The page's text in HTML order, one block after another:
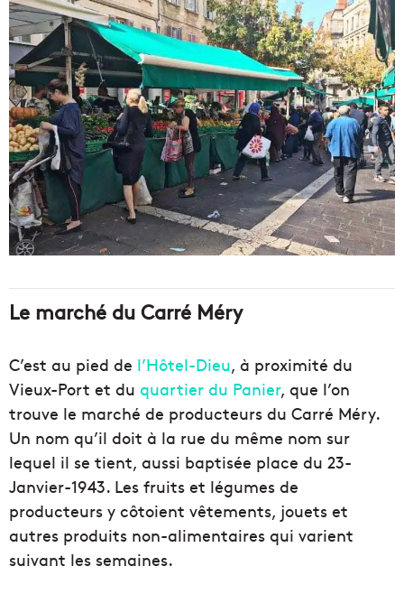
Le marché du Carré Méry
C’est au pied de l’Hôtel-Dieu, à proximité du
Vieux-Port et du quartier du Panier, que l’on
trouve le marché de producteurs du Carré Méry.
Un nom qu’il doit à la rue du même nom sur
lequel il se tient, aussi baptisée place du 23-
Janvier-1943. Les fruits et légumes de
producteurs y côtoient vêtements, jouets et
autres produits non-alimentaires qui varient
suivant les semaines.